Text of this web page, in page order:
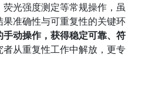
光强度测定等常规操作，虽
准确性与可重复性的关键环
手动操作，获得稳定可靠、符
者从重复性工作中解放，更专